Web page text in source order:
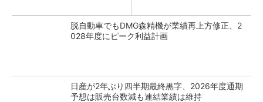
脱自動車でもDMG森精機が業績再上方修正、2
028年度にピーク利益計画
日産が2年ぶり四半期最終黒字、2026年度通期
予想は販売台数減も連結業績は維持